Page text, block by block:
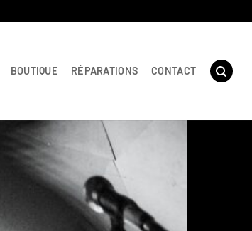
BOUTIQUE RÉPARATIONS CONTACT